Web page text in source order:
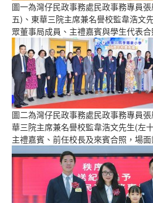
圖一為灣仔民政事務處民政事務專員
五)、東華三院主席兼名譽校監韋浩文
眾董事局成員、主禮嘉賓與學生代表合
圖二為灣仔民政事務處民政事務專員
華三院主席兼名譽校監韋浩文先生(左
主禮嘉賓、前任校長及來賓合照，場面